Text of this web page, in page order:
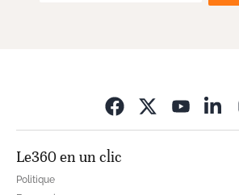
Le360 en un clic
Politique